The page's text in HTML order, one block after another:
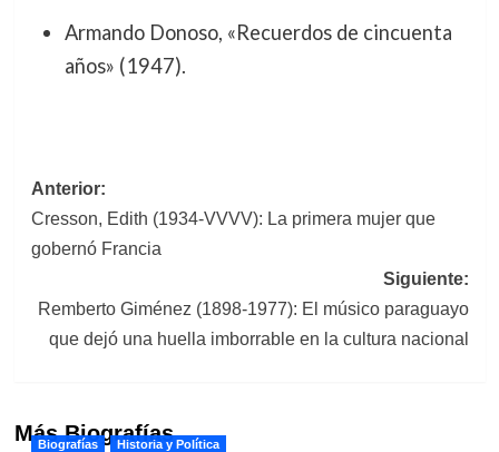
Armando Donoso, «Recuerdos de cincuenta
años» (1947).
Navegación
de
entradas
Anterior:
Cresson, Edith (1934-VVVV): La primera mujer que
gobernó Francia
Siguiente:
Remberto Giménez (1898-1977): El músico paraguayo
que dejó una huella imborrable en la cultura nacional
Más Biografías
Biografías Historia y Política